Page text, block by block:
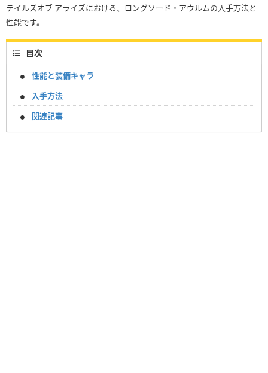
テイルズオブ アライズにおける、ロングソード・アウルムの入手方法と
性能です。
目次
性能と装備キャラ
入手方法
関連記事